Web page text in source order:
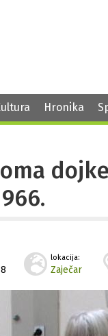
Hronika
lokacija:
Zaječar